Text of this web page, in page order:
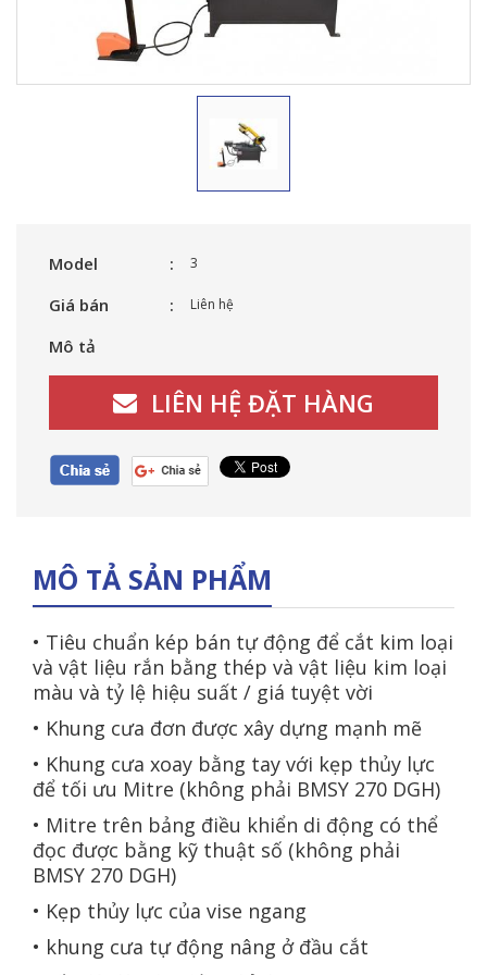
Model 3
Giá bán Liên hệ
Mô tả
LIÊN HỆ ĐẶT HÀNG
MÔ TẢ SẢN PHẨM
• Tiêu chuẩn kép bán tự động để cắt kim loại
và vật liệu rắn bằng thép và vật liệu kim loại
màu và tỷ lệ hiệu suất / giá tuyệt vời
• Khung cưa đơn được xây dựng mạnh mẽ
• Khung cưa xoay bằng tay với kẹp thủy lực
để tối ưu Mitre (không phải BMSY 270 DGH)
• Mitre trên bảng điều khiển di động có thể
đọc được bằng kỹ thuật số (không phải
BMSY 270 DGH)
• Kẹp thủy lực của vise ngang
• khung cưa tự động nâng ở đầu cắt